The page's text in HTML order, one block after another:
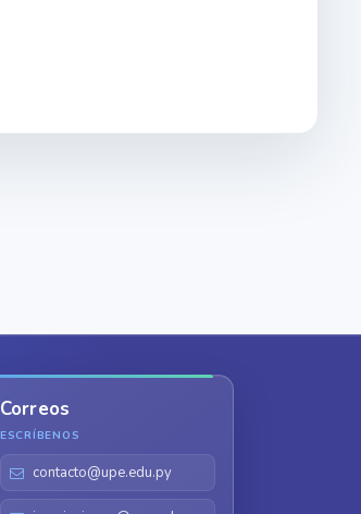
Correos
ESCRÍBENOS
contacto@upe.edu.py